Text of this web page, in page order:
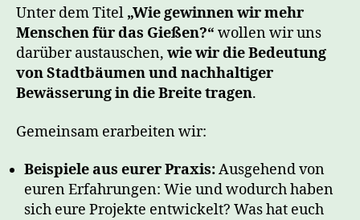
Unter dem Titel „Wie gewinnen wir mehr
Menschen für das Gießen?“ wollen wir uns
darüber austauschen, wie wir die Bedeutung
von Stadtbäumen und nachhaltiger
Bewässerung in die Breite tragen.
Gemeinsam erarbeiten wir:
Beispiele aus eurer Praxis:Ausgehend von
euren Erfahrungen: Wie und wodurch haben
sich eure Projekte entwickelt? Was hat euch